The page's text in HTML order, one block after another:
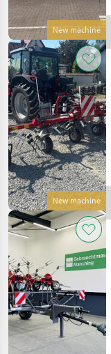
New machine
New machine